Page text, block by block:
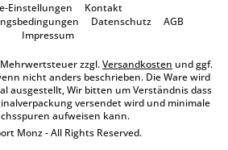
Einstellungen
Kontakt
Datenschutz
AGB
Impressum
zzgl.Versandkosten und ggf.
nicht anders beschrieben. Die Ware wird
ausgestellt, Wir bitten um Verständnis dass
versendet wird und minimale
aufweisen kann.
Monz - All Rights Reserved.